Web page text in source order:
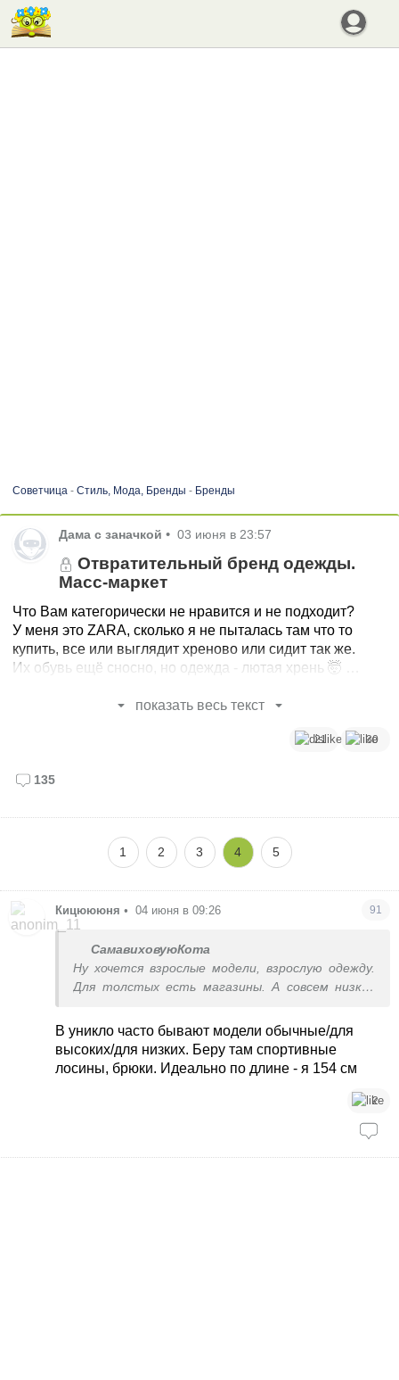
Советчица- Стиль, Мода, Бренды - Бренды
Дама с заначкой • 03 июня в 23:57
Отвратительный бренд одежды.
Масс-маркет
Что Вам категорически не нравится и не подходит?
У меня это ZARA, сколько я не пыталась там что то
купить, все или выглядит хреново или сидит так же.
Их обувь ещё сносно, но одежда - лютая хрень 🤯
У Вас с каким брендом не сложилось?
показать весь текст
21 30
135
1 2 3 4 5
Кицюююня • 04 июня в 09:26 91
СамавиховуюКота
Ну хочется взрослые модели, взрослую одежду.
Для толстых есть магазины. А совсем низких
В уникло часто бывают модели обычные/для
высоких/для низких. Беру там спортивные
лосины, брюки. Идеально по длине - я 154 см
2